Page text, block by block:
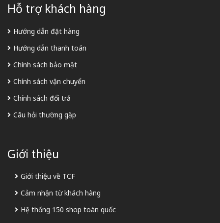
Hỗ trợ khách hàng
Hướng dẫn đặt hàng
Hướng dẫn thanh toán
Chính sách bảo mật
Chính sách vận chuyển
Chính sách đổi trả
Câu hỏi thường gặp
Giới thiệu
Giới thiệu về TCF
Cảm nhận từ khách hàng
Hệ thống 150 shop toàn quốc